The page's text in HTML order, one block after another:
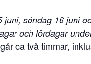
söndag 16 juni
och lördagar
ca två timmar,